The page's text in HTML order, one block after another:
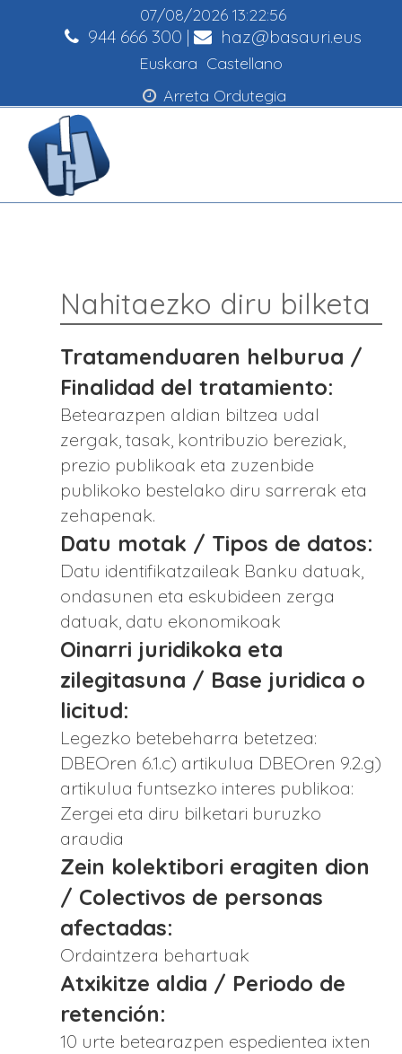
07/08/2026 13:22:57
944 666 300 | haz@basauri.eus
Euskara Castellano
Arreta Ordutegia
Nahitaezko diru bilketa
Tratamenduaren helburua /
Finalidad del tratamiento:
Betearazpen aldian biltzea udal
zergak, tasak, kontribuzio bereziak,
prezio publikoak eta zuzenbide
publikoko bestelako diru sarrerak eta
zehapenak.
Datu motak / Tipos de datos:
Datu identifikatzaileak Banku datuak,
ondasunen eta eskubideen zerga
datuak, datu ekonomikoak
Oinarri juridikoka eta
zilegitasuna / Base juridica o
licitud:
Legezko betebeharra betetzea:
DBEOren 6.1.c) artikulua DBEOren 9.2.g)
artikulua funtsezko interes publikoa:
Zergei eta diru bilketari buruzko
araudia
Zein kolektibori eragiten dion
/ Colectivos de personas
afectadas:
Ordaintzera behartuak
Atxikitze aldia / Periodo de
retención:
10 urte betearazpen espedientea ixten